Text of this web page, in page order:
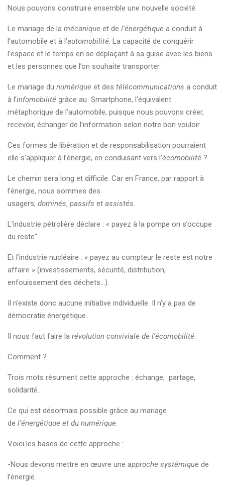
Nous pouvons construire ensemble une nouvelle société.
Le mariage de la mécanique et de l’énergétique a conduit à
l’automobile et à l’automobilité. La capacité de conquérir
l’espace et le temps en se déplaçant à sa guise avec les biens
et les personnes que l’on souhaite transporter.
Le mariage du numérique et des télécommunications a conduit
à l’infomobilité grâce au Smartphone, l’équivalent
métaphorique de l’automobile, puisque nous pouvons créer,
recevoir, échanger de l’information selon notre bon vouloir.
Ces formes de libération et de responsabilisation pourraient
elle s’appliquer à l’énergie, en conduisant vers l’écomobilité ?
Le chemin sera long et difficile. Car en France, par rapport à
l’énergie, nous sommes des
usagers, dominés, passifs et assistés.
L’industrie pétrolière déclare : « payez à la pompe on s’occupe
du reste".
Et l’industrie nucléaire : « payez au compteur le reste est notre
affaire » (investissements, sécurité, distribution,
enfouissement des déchets…).
Il n’existe donc aucune initiative individuelle. Il n’y a pas de
démocratie énergétique.
Il nous faut faire la révolution conviviale de l’écomobilité.
Comment ?
Trois mots résument cette approche : échange, partage,
solidarité.
Ce qui est désormais possible grâce au mariage
de l’énergétique et du numérique.
Voici les bases de cette approche :
-Nous devons mettre en œuvre une approche systémique de
l’énergie.